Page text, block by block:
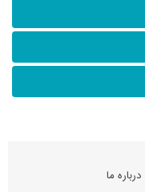
درباره ما